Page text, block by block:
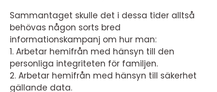
Sammantaget skulle det i dessa tider alltså
behövas någon sorts bred
informationskampanj om hur man:
1. Arbetar hemifrån med hänsyn till den
personliga integriteten för familjen.
2. Arbetar hemifrån med hänsyn till säkerhet
gällande data.